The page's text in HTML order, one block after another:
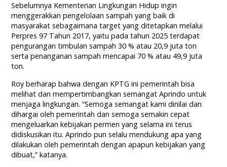
Sebelumnya Kementerian Lingkungan Hidup ingin
menggerakkan pengelolaan sampah yang baik di
masyarakat sebagaimana target yang ditetapkan melalui
Perpres 97 Tahun 2017, yaitu pada tahun 2025 terdapat
pengurangan timbulan sampah 30 % atau 20,9 juta ton
serta penanganan sampah mencapai 70 % atau 49,9 juta
ton.
Roy berharap bahwa dengan KPTG ini pemerintah bisa
melihat dan mempertimbangkan semangat Aprindo untuk
menjaga lingkungan. “Semoga semangat kami dinilai dan
dihargai oleh pemerintah dan semoga semakin cepat
mengeluarkan kebijakan permen yang selama ini terus
didiskusikan itu. Aprindo pun selalu mendukung apa yang
dilakukan oleh pemerintah dengan apapun kebijakan yang
dibuat,” katanya.